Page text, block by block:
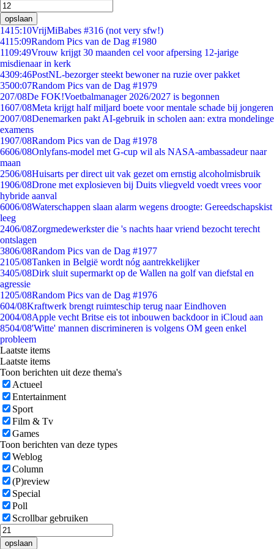
opslaan
1415:10VrijMiBabes #316 (not very sfw!)
4115:09Random Pics van de Dag #1980
1109:49Vrouw krijgt 30 maanden cel voor afpersing 12-jarige
misdienaar in kerk
4309:46PostNL-bezorger steekt bewoner na ruzie over pakket
3500:07Random Pics van de Dag #1979
207/08De FOK!Voetbalmanager 2026/2027 is begonnen
1607/08Meta krijgt half miljard boete voor mentale schade bij jongeren
2007/08Denemarken pakt AI-gebruik in scholen aan: extra mondelinge
examens
1907/08Random Pics van de Dag #1978
6606/08Onlyfans-model met G-cup wil als NASA-ambassadeur naar
maan
2506/08Huisarts per direct uit vak gezet om ernstig alcoholmisbruik
1906/08Drone met explosieven bij Duits vliegveld voedt vrees voor
hybride aanval
6006/08Waterschappen slaan alarm wegens droogte: Gereedschapskist
leeg
2406/08Zorgmedewerkster die 's nachts haar vriend bezocht terecht
ontslagen
3806/08Random Pics van de Dag #1977
2105/08Tanken in België wordt nóg aantrekkelijker
3405/08Dirk sluit supermarkt op de Wallen na golf van diefstal en
agressie
1205/08Random Pics van de Dag #1976
604/08Kraftwerk brengt ruimteschip terug naar Eindhoven
2004/08Apple vecht Britse eis tot inbouwen backdoor in iCloud aan
8504/08'Witte' mannen discrimineren is volgens OM geen enkel
probleem
Laatste items
Laatste items
Toon berichten uit deze thema's
Actueel
Entertainment
Sport
Film & Tv
Games
Toon berichten van deze types
Weblog
Column
(P)review
Special
Poll
Scrollbar gebruiken
opslaan